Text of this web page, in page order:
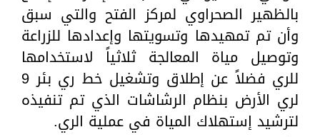
بالظهير الصحراوي لمركز الفتح والتي سبق
وأن تم تمهيدها وتسويتها وإعدادها للزراعة
وتوصيل مياة المعالجة ثلاثياً لاستخدامها
للري فضلاً عن إطلاق وتشغيل خط ري بئر 9
لري الأرض بنظام الرشاشات الذي تم تنفيذه
لترشيد إستهلاك المياة في عملية الري.